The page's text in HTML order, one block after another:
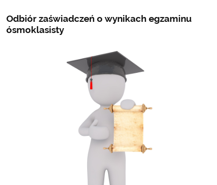
Odbiór zaświadczeń o wynikach egzaminu
ósmoklasisty